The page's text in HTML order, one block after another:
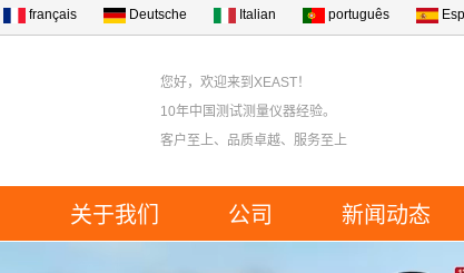
français Deutsche Italian português
您好，欢迎来到XEAST！
10年中国测试测量仪器经验。
客户至上、品质卓越、服务至上
关于我们 公司 新闻动态